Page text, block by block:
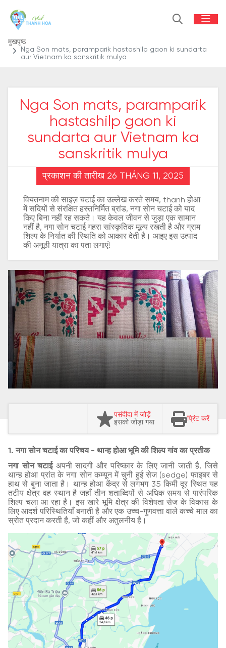
मुखपृष्ठ
Nga Son mats, paramparik hastashilp gaon ki sundarta
aur Vietnam ka sanskritik mulya
Nga Son mats, paramparik
hastashilp gaon ki
sundarta aur Vietnam ka
sanskritik mulya
प्रकाशन की तारीख 26 THÁNG 11, 2025
वियतनाम की साइज़ चटाई का उल्लेख करते समय, thanh होआ
में सदियों से संरक्षित हस्तनिर्मित ब्रांड, नगा सोन चटाई को याद
किए बिना नहीं रह सकते। यह केवल जीवन से जुड़ा एक सामान
नहीं है, नगा सोन चटाई गहरा सांस्कृतिक मूल्य रखती है और ग्राम
शिल्प के निर्यात की स्थिति को आकार देती है। आइए इस उत्पाद
की अनूठी यात्रा का पता लगाएं!
पसंदीदा में जोड़ें
इसको जोड़ा गया
प्रिंट करें
1. नगा सोन चटाई का परिचय - थान्ह होआ भूमि की शिल्प गांव का प्रतीक
नगा सोन चटाईअपनी सादगी और परिष्कार के लिए जानी जाती है, जिसे
थान्ह होआ प्रांत के नगा सोन कम्यून में चुनी हुई सेज (sedge) फाइबर से
हाथ से बुना जाता है। थान्ह होआ केंद्र से लगभग 35 किमी दूर स्थित यह
तटीय क्षेत्र वह स्थान है जहाँ तीन शताब्दियों से अधिक समय से पारंपरिक
शिल्प चला आ रहा है। इस खारे भूमि क्षेत्र की विशेषता सेज के विकास के
लिए आदर्श परिस्थितियाँ बनाती है और एक उच्च-गुणवत्ता वाले कच्चे माल का
स्रोत प्रदान करती है, जो कहीं और अतुलनीय है।